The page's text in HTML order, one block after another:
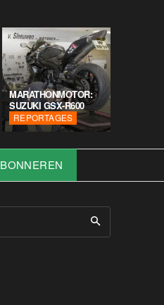
MARATHONMOTOR:
SUZUKI GSX-R600
REPORTAGES